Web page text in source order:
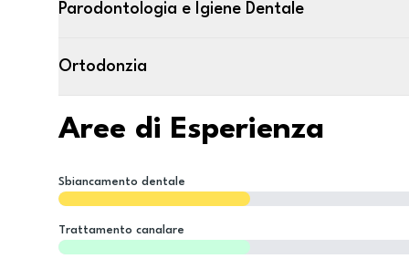
Parodontologia e Igiene Dentale
Ortodonzia
Aree di Esperienza
Sbiancamento dentale
Trattamento canalare